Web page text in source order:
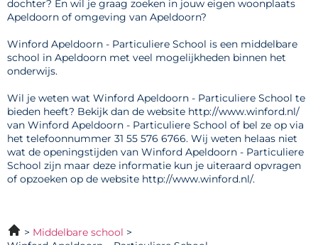
dochter? En wil je graag zoeken in jouw eigen woonplaats
Apeldoorn of omgeving van Apeldoorn?
Winford Apeldoorn - Particuliere School is een middelbare
school in Apeldoorn met veel mogelijkheden binnen het
onderwijs.
Wil je weten wat Winford Apeldoorn - Particuliere School te
bieden heeft? Bekijk dan de website http://www.winford.nl/
van Winford Apeldoorn - Particuliere School of bel ze op via
het telefoonnummer 31 55 576 6766. Wij weten helaas niet
wat de openingstijden van Winford Apeldoorn - Particuliere
School zijn maar deze informatie kun je uiteraard opvragen
of opzoeken op de website http://www.winford.nl/.
Middelbare school